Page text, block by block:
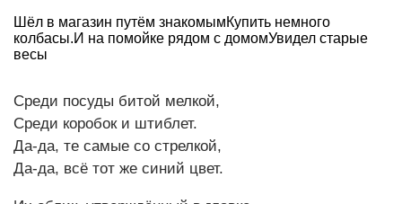
Шёл в магазин путём знакомымКупить немного
колбасы.И на помойке рядом с домомУвидел старые
весы
Среди посуды битой мелкой,
Среди коробок и штиблет.
Да-да, те самые со стрелкой,
Да-да, всё тот же синий цвет.